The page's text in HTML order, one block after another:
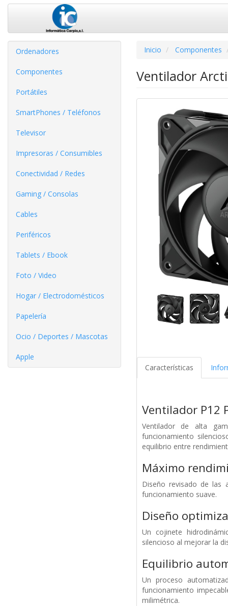
Ordenadores
Componentes
Portátiles
SmartPhones / Teléfonos
Televisor
Impresoras / Consumibles
Conectividad / Redes
Gaming / Consolas
Cables
Periféricos
Tablets / Ebook
Foto / Video
Hogar / Electrodomésticos
Papelería
Ocio / Deportes / Mascotas
Apple
Inicio Componentes
Ventilador
Características
Ventilador P12
Ventilador de alta
funcionamiento
equilibrio entre
Máximo
Diseño revisado de las
funcionamiento suave.
Diseño
Un cojinete
silencioso al mejorar la
Equilibrio
Un proceso
funcionamiento
milimétrica.